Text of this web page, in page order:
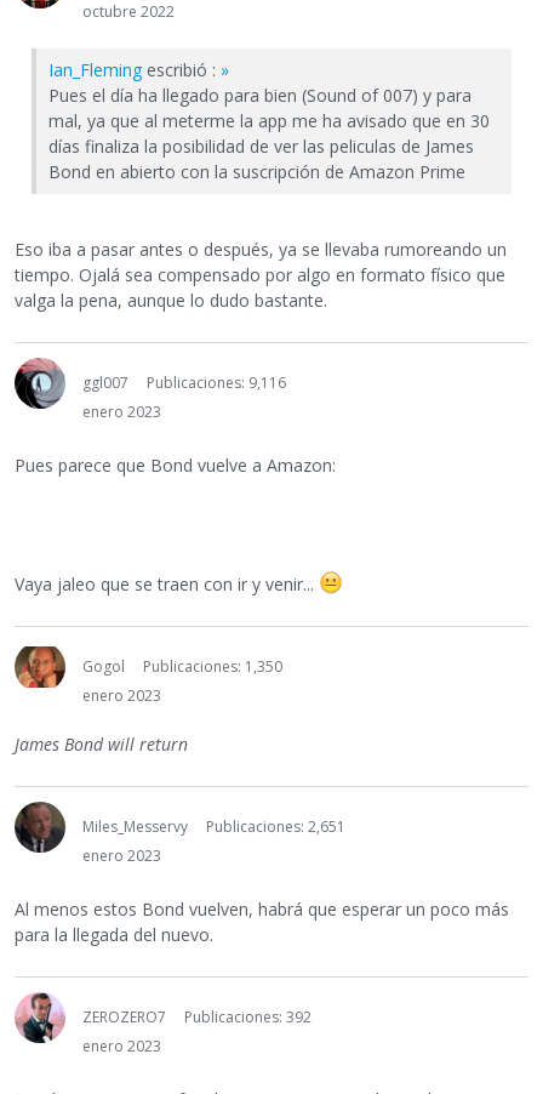
octubre 2022
Ian_Fleming escribió : »
Pues el día ha llegado para bien (Sound of 007) y para
mal, ya que al meterme la app me ha avisado que en 30
días finaliza la posibilidad de ver las peliculas de James
Bond en abierto con la suscripción de Amazon Prime
Eso iba a pasar antes o después, ya se llevaba rumoreando un
tiempo. Ojalá sea compensado por algo en formato físico que
valga la pena, aunque lo dudo bastante.
ggl007
Publicaciones: 9,116
enero 2023
Pues parece que Bond vuelve a Amazon:
Vaya jaleo que se traen con ir y venir...
Gogol
Publicaciones: 1,350
enero 2023
James Bond will return
Miles_Messervy
Publicaciones: 2,651
enero 2023
Al menos estos Bond vuelven, habrá que esperar un poco más
para la llegada del nuevo.
ZEROZERO7
Publicaciones: 392
enero 2023